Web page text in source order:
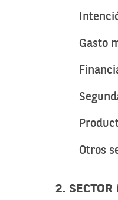
Gasto
Otros
2. SECTOR